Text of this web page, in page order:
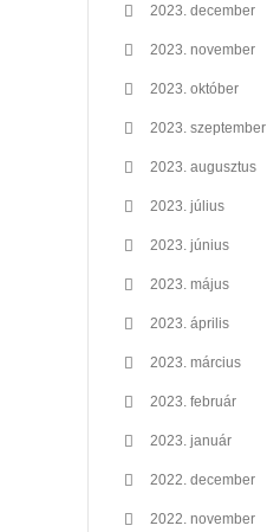
2023. december
2023. november
2023. október
2023. szeptember
2023. augusztus
2023. július
2023. június
2023. május
2023. április
2023. március
2023. február
2023. január
2022. december
2022. november